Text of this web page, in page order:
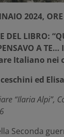
2024,
DEL LIBRO:
A
Italiano nei
ed
“Ilaria Alpi”,
Seconda